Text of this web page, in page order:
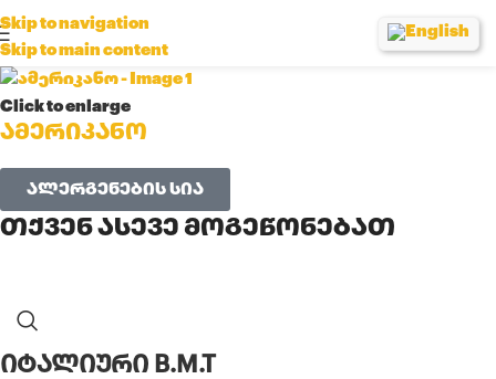
Skip to navigation
Skip to main content
Click to enlarge
ამერიკანო
ალერგენების სია
თქვენ ასევე მოგეწონებათ
იტალიური B.M.T